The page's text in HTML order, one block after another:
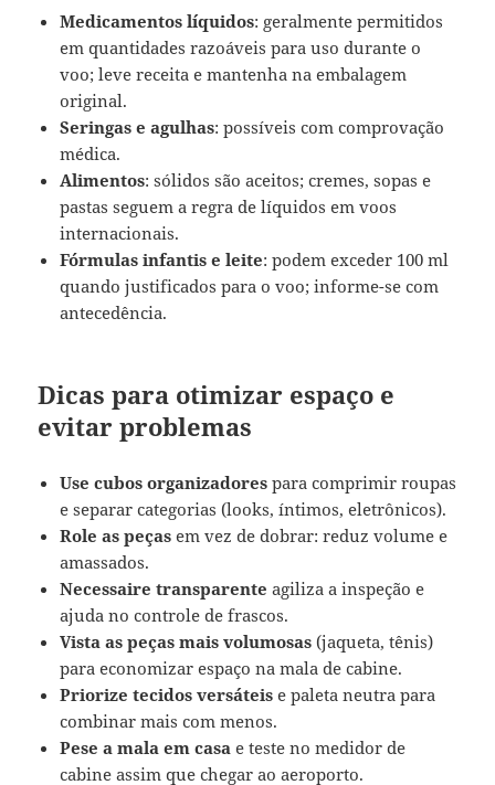
Medicamentos líquidos: geralmente permitidos
em quantidades razoáveis para uso durante o
voo; leve receita e mantenha na embalagem
original.
Seringas e agulhas: possíveis com comprovação
médica.
Alimentos: sólidos são aceitos; cremes, sopas e
pastas seguem a regra de líquidos em voos
internacionais.
Fórmulas infantis e leite: podem exceder 100 ml
quando justificados para o voo; informe-se com
antecedência.
Dicas para otimizar espaço e
evitar problemas
Use cubos organizadores para comprimir roupas
e separar categorias (looks, íntimos, eletrônicos).
Role as peças em vez de dobrar: reduz volume e
amassados.
Necessaire transparente agiliza a inspeção e
ajuda no controle de frascos.
Vista as peças mais volumosas (jaqueta, tênis)
para economizar espaço na mala de cabine.
Priorize tecidos versáteis e paleta neutra para
combinar mais com menos.
Pese a mala em casa e teste no medidor de
cabine assim que chegar ao aeroporto.